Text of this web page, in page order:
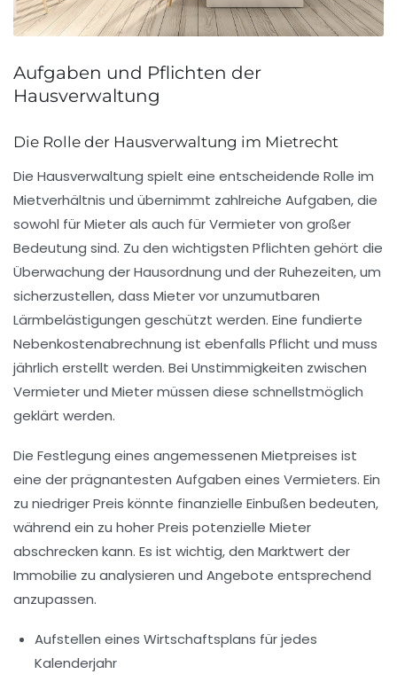
Aufgaben und Pflichten der
Hausverwaltung
Die Rolle der Hausverwaltung im Mietrecht
Die Hausverwaltung spielt eine entscheidende Rolle im
Mietverhältnis und übernimmt zahlreiche Aufgaben, die
sowohl fürMieterals auch fürVermietervon großer
Bedeutung sind. Zu den wichtigsten Pflichten gehört die
Überwachung derHausordnung und derRuhezeiten, um
sicherzustellen, dass Mieter vor unzumutbaren
Lärmbelästigungen geschützt werden. Eine fundierte
Nebenkostenabrechnung ist ebenfalls Pflicht und muss
jährlich erstellt werden. Bei Unstimmigkeiten zwischen
Vermieter und Mieter müssen diese schnellstmöglich
geklärt werden.
Die Festlegung eines angemessenen Mietpreises ist
eine der prägnantesten Aufgaben eines Vermieters. Ein
zu niedriger Preis könnte finanzielle Einbußen bedeuten,
während ein zu hoher Preis potenzielle Mieter
abschrecken kann. Es ist wichtig, den Marktwert der
Immobilie zu analysieren und Angebote entsprechend
anzupassen.
Aufstellen eines Wirtschaftsplans für jedes
Kalenderjahr